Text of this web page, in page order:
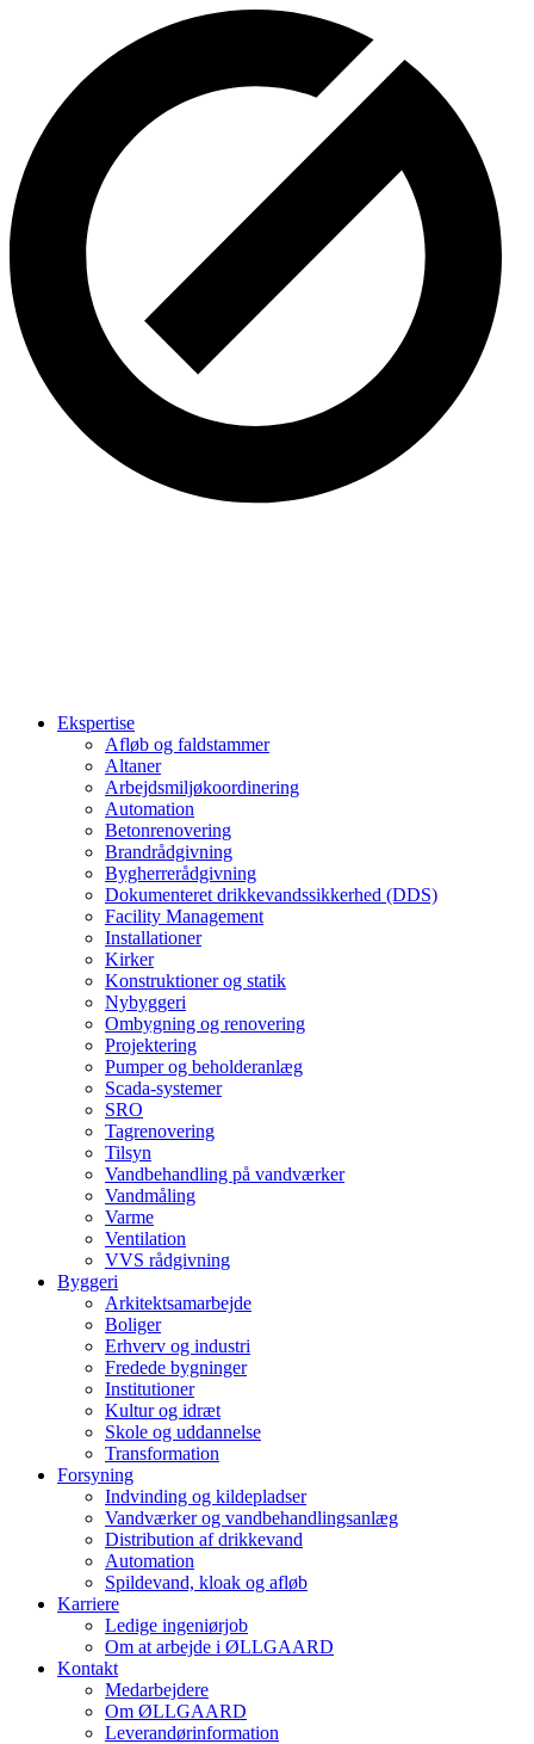
Ekspertise
Afløb og faldstammer
Altaner
Arbejdsmiljøkoordinering
Automation
Betonrenovering
Brandrådgivning
Bygherrerådgivning
Dokumenteret drikkevandssikkerhed (DDS)
Facility Management
Installationer
Kirker
Konstruktioner og statik
Nybyggeri
Ombygning og renovering
Projektering
Pumper og beholderanlæg
Scada-systemer
SRO
Tagrenovering
Tilsyn
Vandbehandling på vandværker
Vandmåling
Varme
Ventilation
VVS rådgivning
Byggeri
Arkitektsamarbejde
Boliger
Erhverv og industri
Fredede bygninger
Institutioner
Kultur og idræt
Skole og uddannelse
Transformation
Forsyning
Indvinding og kildepladser
Vandværker og vandbehandlingsanlæg
Distribution af drikkevand
Automation
Spildevand, kloak og afløb
Karriere
Ledige ingeniørjob
Om at arbejde i ØLLGAARD
Kontakt
Medarbejdere
Om ØLLGAARD
Leverandørinformation